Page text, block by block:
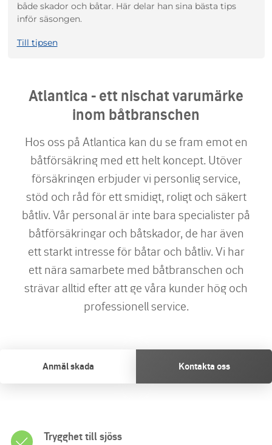
både skador och båtar. Här delar han sina bästa tips
inför säsongen.
Till tipsen
Atlantica - ett nischat varumärke
inom båtbranschen
Hos oss på Atlantica kan du se fram emot en
båtförsäkring med ett helt koncept. Utöver
försäkringen erbjuder vi personlig service,
stöd och råd för ett smidigt, roligt och säkert
båtliv. Vår personal är inte bara specialister på
båtförsäkringar och båtskador, de har även
ett starkt intresse för båtar och båtliv. Vi har
ett nära samarbete med båtbranschen och
strävar alltid efter att ge våra kunder hög och
professionell service.
Anmäl skada Kontakta oss
Trygghet till sjöss